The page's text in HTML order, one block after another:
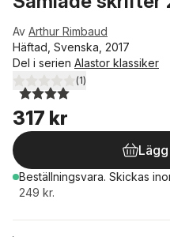
Av Arthur Rimbaud
Häftad, Svenska, 2017
Del i serien Alastor klassiker
4,0utav 5 stjärnor. Totalt antal
(1)
317 kr
Beställningsvara. Skickas
249 kr.